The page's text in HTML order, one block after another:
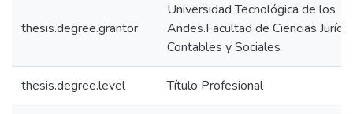
thesis.degree.grantor
Universidad Tecnológica de los
Andes.Facultad de Ciencias
Contables y Sociales
thesis.degree.level Título Profesional